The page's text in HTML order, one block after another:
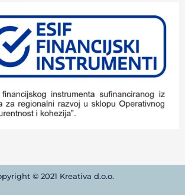
© 2021 Kreativa d.o.o.